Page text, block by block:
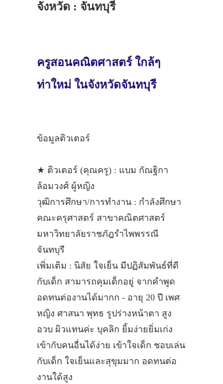
จังหวัด : จันทบุรี
ครูสอนคณิตศาสตร์ ใกล้ๆ
ท่าใหม่ ในจังหวัดจันทบุรี
ข้อมูลติวเตอร์
★ ติวเตอร์ (คุณครู) : แบม กัณฐิกา
ล้อมวงศ์ ผู้หญิง
วุฒิการศึกษา/การทำงาน : กำลังศึกษา
คณะครุศาสตร์ สาขาคณิตศาสตร์
มหาวิทยาลัยราชภัฎรำไพพรรณี
จันทบุรี
เพิ่มเติม : นิสัย ใจเย็น มีปฏิสัมพันธ์ที่ดี
กับเด็ก สามารถคุมเด็กอยู่ จากคำพูด
อดทนต่องานได้มากก - อายุ 20 ปี เพศ
หญิง ศาสนา พุทธ รูปร่างหน้าตา สูง
อวบ ผิวแทนค่ะ บุคลิก ยิ้มง่ายยิ่มเก่ง
เข้ากับคนอื่นได้ง่าย เข้าใจเด็ก ชอบเล่น
กับเด็ก ใจเย็นและสุขุมมาก อดทนต่อ
งานใด้สูง